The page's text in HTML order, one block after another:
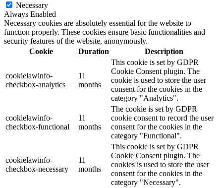
Necessary
Always Enabled
Necessary cookies are absolutely essential for the website to
function properly. These cookies ensure basic functionalities and
security features of the website, anonymously.
Cookie
Duration Description
cookielawinfo-
checkbox-analytics
11
months
This cookie is set by GDPR
Cookie Consent plugin. The
cookie is used to store the user
consent for the cookies in the
category "Analytics".
cookielawinfo-
checkbox-functional
11
months
The cookie is set by GDPR
cookie consent to record the user
consent for the cookies in the
category "Functional".
cookielawinfo-
checkbox-necessary
11
months
This cookie is set by GDPR
Cookie Consent plugin. The
cookies is used to store the user
consent for the cookies in the
category "Necessary".